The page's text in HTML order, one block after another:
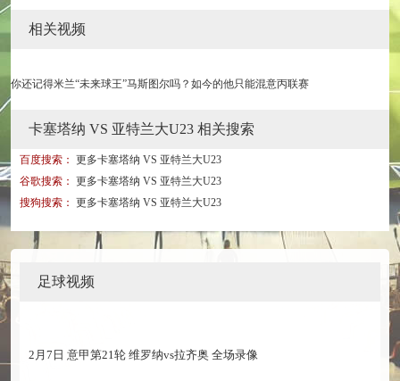
相关视频
你还记得米兰“未来球王”马斯图尔吗？如今的他只能混意丙联赛
卡塞塔纳 VS 亚特兰大U23 相关搜索
百度搜索： 更多卡塞塔纳 VS 亚特兰大U23
谷歌搜索： 更多卡塞塔纳 VS 亚特兰大U23
搜狗搜索： 更多卡塞塔纳 VS 亚特兰大U23
足球视频
2月7日 意甲第21轮 维罗纳vs拉齐奥 全场录像